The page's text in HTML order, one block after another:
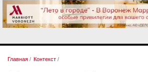
Главная / Контекст /